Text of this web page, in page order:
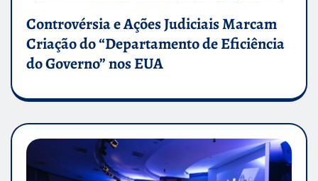
Controvérsia e Ações Judiciais Marcam
Criação do “Departamento de Eficiência
do Governo” nos EUA